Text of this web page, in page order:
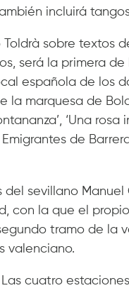
incluirá
Toldrà sobre textos
será la primera
española de los
la marquesa de
‘Una rosa
Emigrantes de
del sevillano
con la que el
tramo de la
valenciano.
Las cuatro